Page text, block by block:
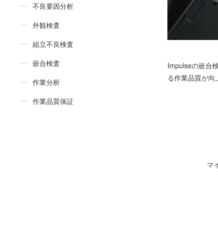
Impulseの嵌合
る作業品質が向
マ
不良要因分析
外観検査
組立不良検査
嵌合検査
作業分析
作業品質保証